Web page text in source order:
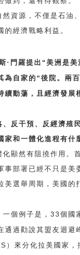
資源，不僅是石油
經濟戰略利益。
· 門羅提出 “ 美洲是美
為自家的 “ 後院。兩
動蕩，且經濟發
反干預、反經濟殖
和一體化進程有什
顯然有阻撓作用。
部署已經不只是
選舉周期，美國
個例子是， 33 個國
過勸說其盟友迴避
）來分化拉美國家，